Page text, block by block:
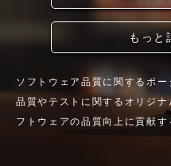
もっと
ソフトウェア品質に関するポ
品質やテストに関するオリジ
フトウェアの品質向上に貢献